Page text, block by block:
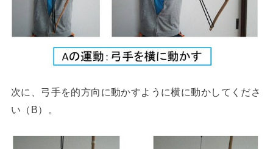
次に、弓手を的方向に動かすように横に動かしてくださ
い（B）。